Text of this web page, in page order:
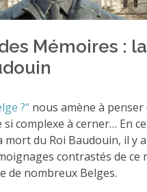
Mémoires :
?“ nous amène à penser
complexe à cerner… En
du Roi Baudouin, il y
contrastés de ce
de nombreux Belges.